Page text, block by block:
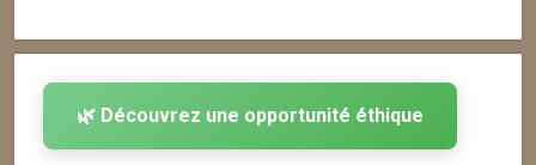
🌿 Découvrez une opportunité éthique